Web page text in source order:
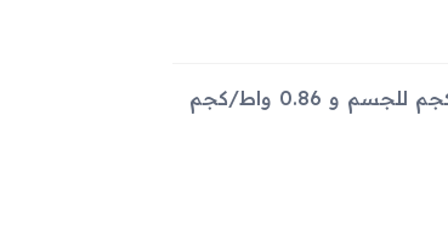
الجهاز متوفر باللون الأسود. مع معدل امتصاص نوعي (SAR) يبلغ 0.64 واط/كجم للجسم و 0.86 واط/كجم